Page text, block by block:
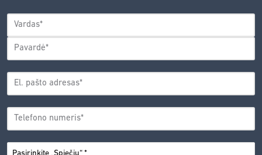
POLITIKA.*
VARDAS*
Vardas
EL.
ADRESAS*
TELEFONO
NUMERIS*
PASIRINKITE